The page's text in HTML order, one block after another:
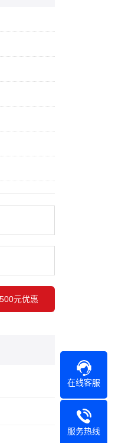
在线客服
服务热线